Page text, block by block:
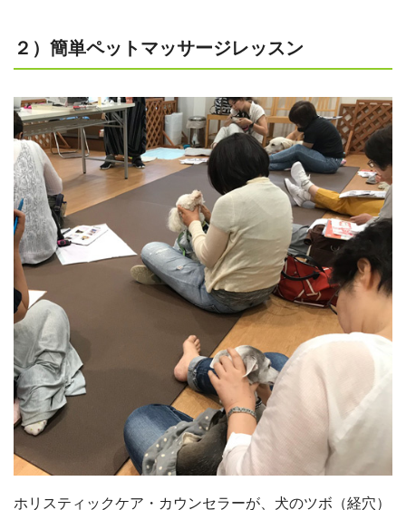
２）簡単ペットマッサージレッスン
ホリスティックケア・カウンセラーが、犬のツボ（経穴）